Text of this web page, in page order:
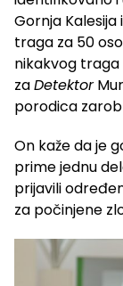
Gornja
traga za 50
nikakvog traga
zaDetektor
porodica
On kaže da je
prime jednu
prijavili
za počinjene